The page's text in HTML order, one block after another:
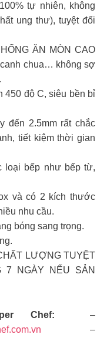
tự nhiên, không
ung thư), tuyệt đối
ĂN MÒN CAO
chua… không sợ
450 độ C, siêu bền bỉ
đến 2.5mm rất chắc
tiết kiệm thời gian
loại bếp như bếp từ,
và có 2 kích thước
nhu cầu.
bóng sang trọng.
LƯỢNG TUYỆT
7 NGÀY NẾU SẢN
Chef:
–
–